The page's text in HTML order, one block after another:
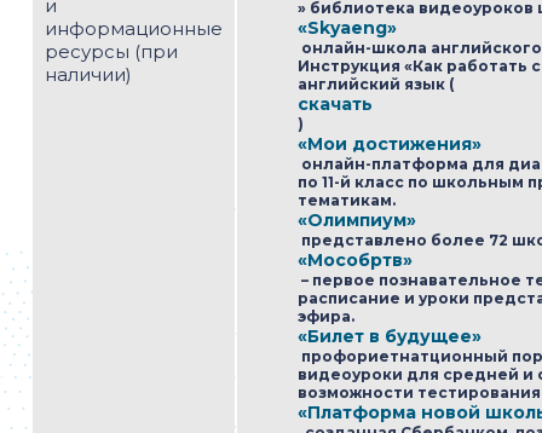
и
информационные
ресурсы (при
наличии)
» библиотека
«Skyaeng»
онлайн-школа
Инструкция «Как работать
английский язык (
скачать
)
«Мои достижения»
онлайн-платформа для
по 11-й класс по школьным
тематикам.
«Олимпиум»
представлено более 72
«Мособртв»
– первое познавательное
расписание и уроки
эфира.
«Билет в будущее»
профориетнатционный
видеоуроки для средней и
возможности тестирования
«Платформа новой